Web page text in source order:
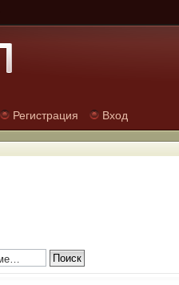
Регистрация Вход